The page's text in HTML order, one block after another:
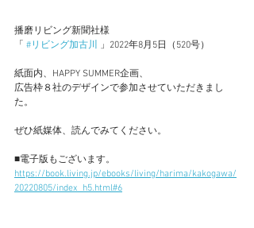
播磨リビング新聞社様
「 #リビング加古川 」2022年8月5日（520号）
紙面内、HAPPY SUMMER企画、
広告枠８社のデザインで参加させていただきまし
た。
ぜひ紙媒体、読んでみてください。
■電子版もございます。
https://book.living.jp/ebooks/living/harima/kakogawa/
20220805/index_h5.html#6